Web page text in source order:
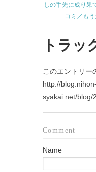
しの手先に成り
コミ／も
トラッ
このエントリー
http://blog.nihon-
syakai.net/blog/
Comment
Name